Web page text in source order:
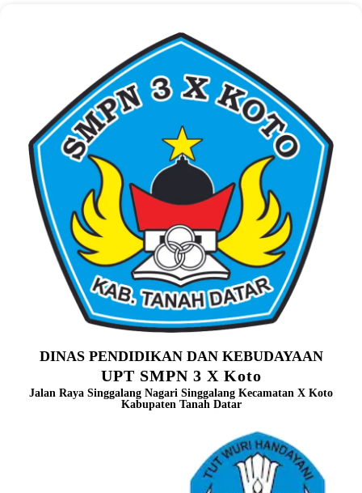
DINAS PENDIDIKAN DAN KEBUDAYAAN
UPT SMPN 3 X Koto
Jalan Raya Singgalang Nagari Singgalang Kecamatan X Koto
Kabupaten Tanah Datar